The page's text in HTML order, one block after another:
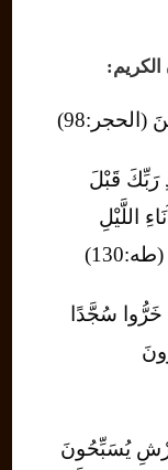
رَبِّكَ قَبْلَ
اللَّيْلِ
خَرُّوا سُجَّدًا
يُسَبِّحُونَ